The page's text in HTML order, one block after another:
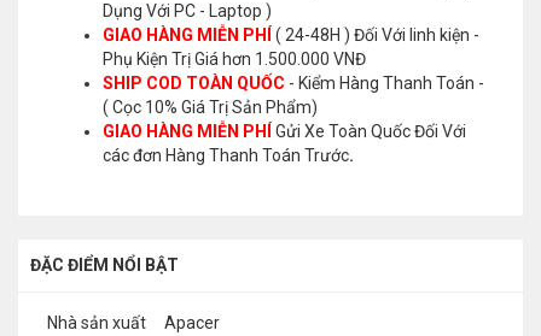
Dụng Với PC - Laptop )
GIAO HÀNG MIỄN PHÍ
( 24-48H ) Đối Với linh kiện -
Phụ Kiện Trị Giá hơn 1.500.000 VNĐ
SHIP COD TOÀN QUỐC - Kiểm Hàng Thanh Toán -
( Cọc 10% Giá Trị Sản Phẩm)
GIAO HÀNG MIỄN PHÍ
Gửi Xe Toàn Quốc Đối Với
các đơn Hàng Thanh Toán Trước.
ĐẶC ĐIỂM NỔI BẬT
Nhà sản xuất
Apacer